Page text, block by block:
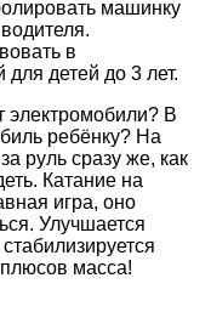
машинку
в
детей до 3 лет.
электромобили? В
ребёнку? На
руль сразу же, как
Катание на
игра, оно
Улучшается
масса!